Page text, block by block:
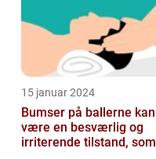
15 januar 2024
Bumser på ballerne kan
være en besværlig og
irriterende tilstand, som